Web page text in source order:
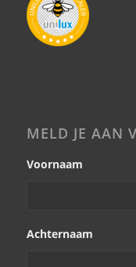
MELD JE AAN
Voornaam
Achternaam